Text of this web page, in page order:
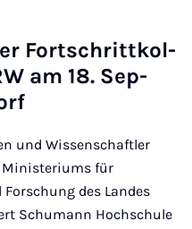
Fort­s­chritt­kol­
am 18. Sep­
und Wissenschaftler
Ministeriums für
des Landes
Schumann Hochschule